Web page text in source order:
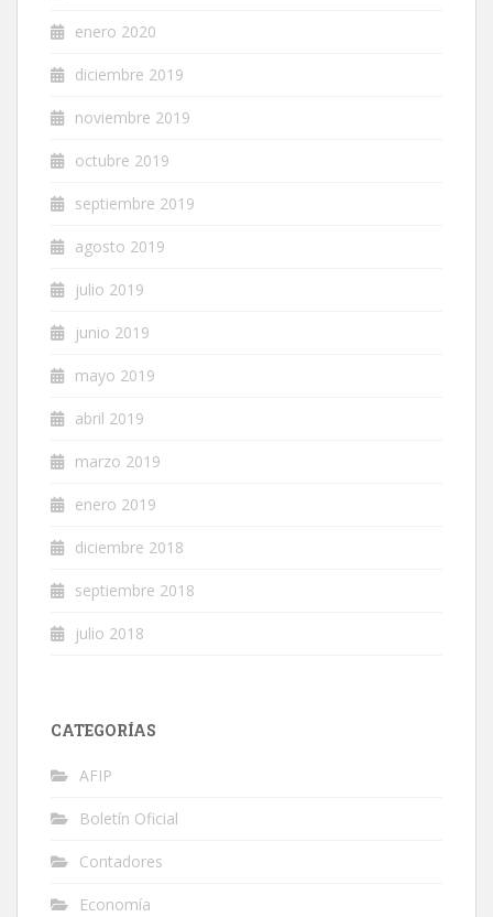
enero 2020
diciembre 2019
noviembre 2019
octubre 2019
septiembre 2019
agosto 2019
julio 2019
junio 2019
mayo 2019
abril 2019
marzo 2019
enero 2019
diciembre 2018
septiembre 2018
julio 2018
CATEGORÍAS
AFIP
Boletín Oficial
Contadores
Economía